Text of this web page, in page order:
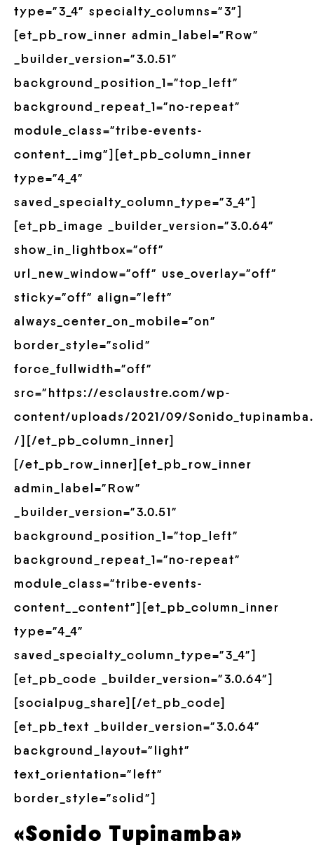
type=”3_4″ specialty_columns=”3″]
[et_pb_row_inner admin_label=”Row”
_builder_version=”3.0.51″
background_position_1=”top_left”
background_repeat_1=”no-repeat”
module_class=”tribe-events-
content__img”][et_pb_column_inner
type=”4_4″
saved_specialty_column_type=”3_4″]
[et_pb_image _builder_version=”3.0.64″
show_in_lightbox=”off”
url_new_window=”off” use_overlay=”off”
sticky=”off” align=”left”
always_center_on_mobile=”on”
border_style=”solid”
force_fullwidth=”off”
src=”https://esclaustre.com/wp-
content/uploads/2021/09/
/][/et_pb_column_inner]
[/et_pb_row_inner][et_pb_row_inner
admin_label=”Row”
_builder_version=”3.0.51″
background_position_1=”top_left”
background_repeat_1=”no-repeat”
module_class=”tribe-events-
content__content”][et_pb_column_inner
type=”4_4″
saved_specialty_column_type=”3_4″]
[et_pb_code _builder_version=”3.0.64″]
[socialpug_share][/et_pb_code]
[et_pb_text _builder_version=”3.0.64″
background_layout=”light”
text_orientation=”left”
border_style=”solid”]
«Sonido Tupinamba»